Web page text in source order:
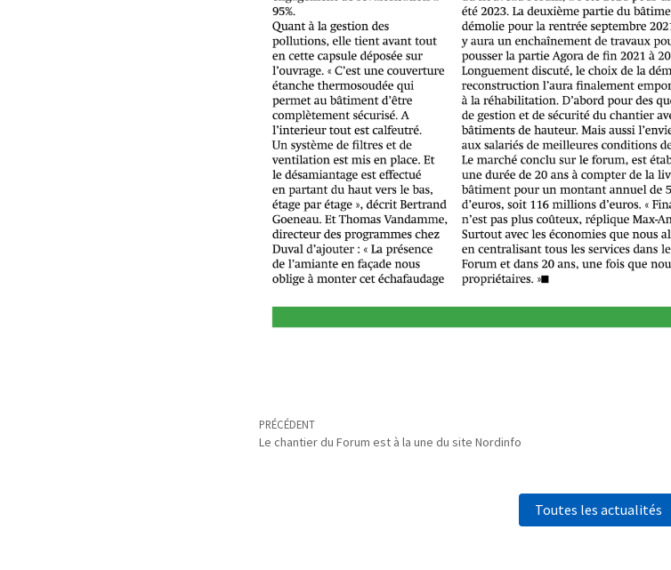
PRÉCÉDENT
Le chantier du Forum est à la une du site Nordinfo
Toutes les actualités